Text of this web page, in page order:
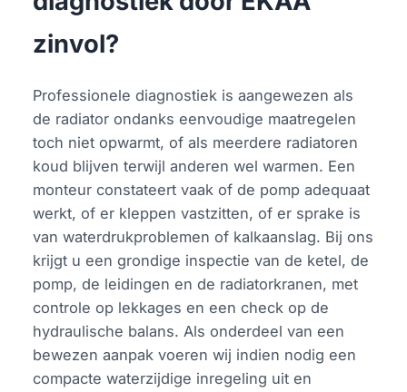
zinvol?
Professionele diagnostiek is aangewezen als
de radiator ondanks eenvoudige maatregelen
toch niet opwarmt, of als meerdere radiatoren
koud blijven terwijl anderen wel warmen. Een
monteur constateert vaak of de pomp adequaat
werkt, of er kleppen vastzitten, of er sprake is
van waterdrukproblemen of kalkaanslag. Bij ons
krijgt u een grondige inspectie van de ketel, de
pomp, de leidingen en de radiatorkranen, met
controle op lekkages en een check op de
hydraulische balans. Als onderdeel van een
bewezen aanpak voeren wij indien nodig een
compacte waterzijdige inregeling uit en